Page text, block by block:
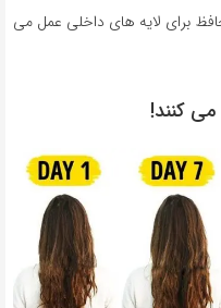
برای لایه های داخلی عمل می